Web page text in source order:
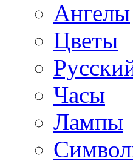
Ангелы
Цветы
Часы
Лампы